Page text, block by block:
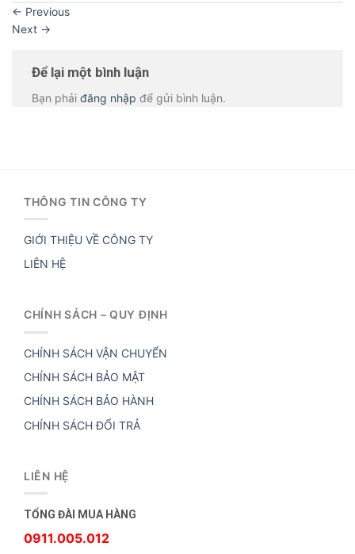
← Previous
Next →
Để lại một bình luận
Bạn phải đăng nhập để gửi bình luận.
THÔNG TIN CÔNG TY
GIỚI THIỆU VỀ CÔNG TY
LIÊN HỆ
CHÍNH SÁCH – QUY ĐỊNH
CHÍNH SÁCH VẬN CHUYỂN
CHÍNH SÁCH BẢO MẬT
CHÍNH SÁCH BẢO HÀNH
CHÍNH SÁCH ĐỔI TRẢ
LIÊN HỆ
TỔNG ĐÀI MUA HÀNG
0911.005.012